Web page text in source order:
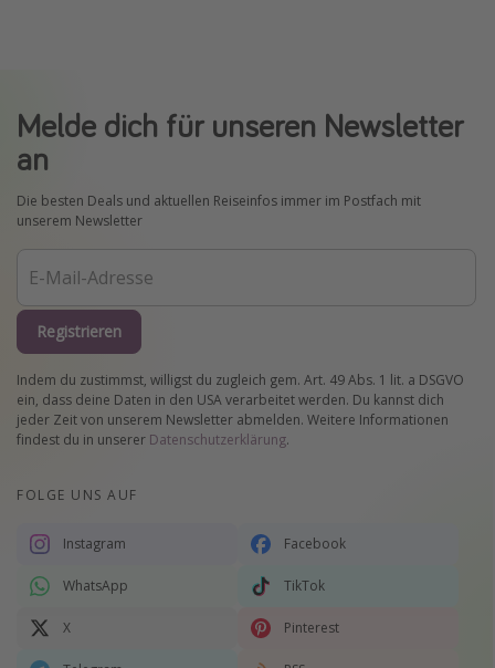
Melde dich für unseren Newsletter
an
Die besten Deals und aktuellen Reiseinfos immer im Postfach mit
unserem Newsletter
Registrieren
Indem du zustimmst, willigst du zugleich gem. Art. 49 Abs. 1 lit. a DSGVO
ein, dass deine Daten in den USA verarbeitet werden. Du kannst dich
jeder Zeit von unserem Newsletter abmelden. Weitere Informationen
findest du in unserer Datenschutzerklärung.
FOLGE UNS AUF
Instagram Facebook
WhatsApp TikTok
X Pinterest